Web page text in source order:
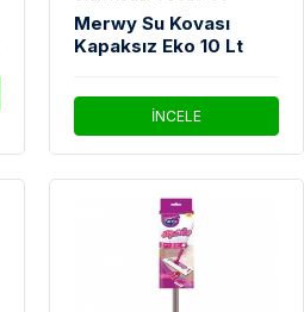
Merwy Su Kovası
Kapaksız Eko 10 Lt
İNCELE